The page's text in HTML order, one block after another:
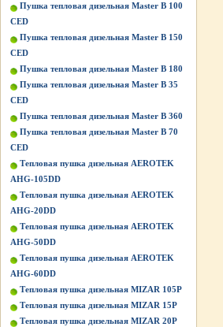
Пушка тепловая дизельная Master B 100
CED
Пушка тепловая дизельная Master B 150
CED
Пушка тепловая дизельная Master B 180
Пушка тепловая дизельная Master B 35
CED
Пушка тепловая дизельная Master B 360
Пушка тепловая дизельная Master B 70
CED
Тепловая пушка дизельная AEROTEK
AHG-105DD
Тепловая пушка дизельная AEROTEK
AHG-20DD
Тепловая пушка дизельная AEROTEK
AHG-50DD
Тепловая пушка дизельная AEROTEK
AHG-60DD
Тепловая пушка дизельная MIZAR 105P
Тепловая пушка дизельная MIZAR 15P
Тепловая пушка дизельная MIZAR 20P